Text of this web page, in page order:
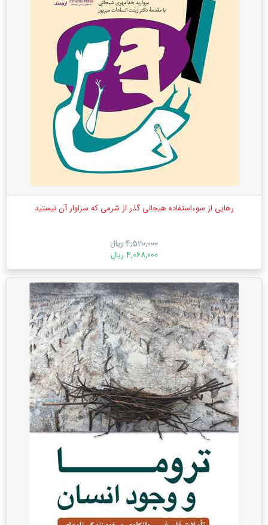
رهایی از سوءاستفاده هیجانی گذر از شرمی که سزاوار آن نیستید
4,520,000 ریال
4,068,000 ریال